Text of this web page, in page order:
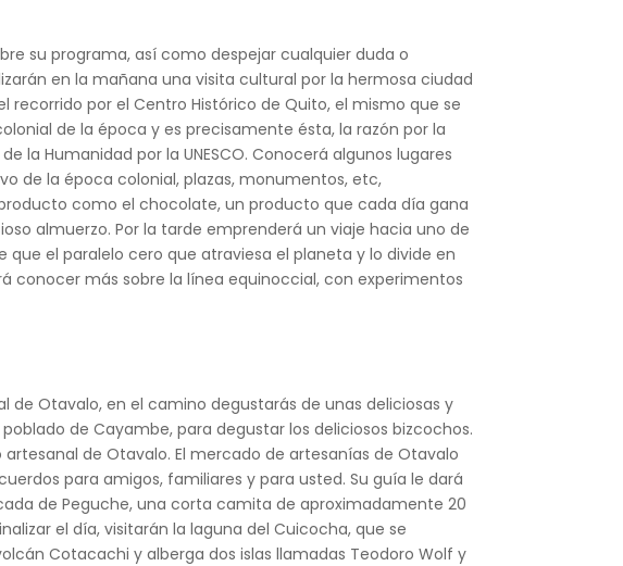
su programa, así como despejar cualquier duda o
en la mañana una visita cultural por la hermosa ciudad
por el Centro Histórico de Quito, el mismo que se
de la época y es precisamente ésta, la razón por la
la Humanidad por la UNESCO. Conocerá algunos lugares
de la época colonial, plazas, monumentos, etc,
como el chocolate, un producto que cada día gana
almuerzo. Por la tarde emprenderá un viaje hacia uno de
el paralelo cero que atraviesa el planeta y lo divide en
conocer más sobre la línea equinoccial, con experimentos
Otavalo, en el camino degustarás de unas deliciosas y
de Cayambe, para degustar los deliciosos bizcochos.
de Otavalo. El mercado de artesanías de Otavalo
para amigos, familiares y para usted. Su guía le dará
de Peguche, una corta camita de aproximadamente 20
el día, visitarán la laguna del Cuicocha, que se
Cotacachi y alberga dos islas llamadas Teodoro Wolf y